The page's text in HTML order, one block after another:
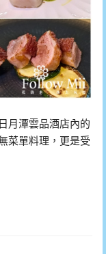
月潭雲品酒店內的
菜單料理，更是受